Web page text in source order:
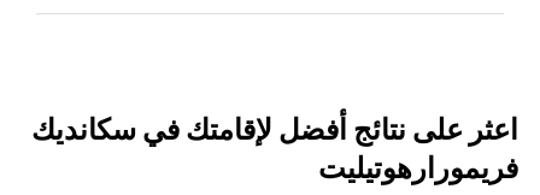
اعثر على نتائج أفضل لإقامتك في سكانديك
فريمورارهوتيليت